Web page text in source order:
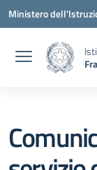
Vai ai contenuti
Vai al menu di
Vai al footer
Ministero